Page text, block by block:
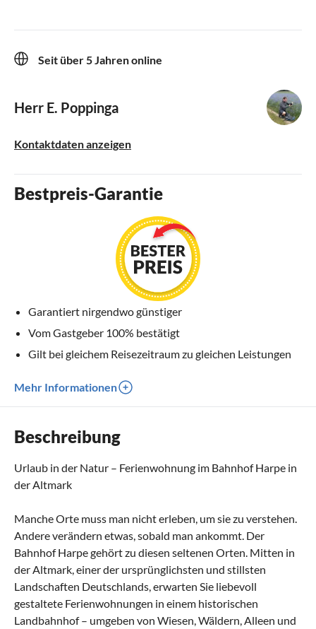
Seit über 5 Jahren online
Herr E. Poppinga
Kontaktdaten anzeigen
Bestpreis-Garantie
Garantiert nirgendwo günstiger
Vom Gastgeber 100% bestätigt
Gilt bei gleichem Reisezeitraum zu gleichen Leistungen
Mehr Informationen
Beschreibung
Urlaub in der Natur – Ferienwohnung im Bahnhof Harpe in
der Altmark
Manche Orte muss man nicht erleben, um sie zu verstehen.
Andere verändern etwas, sobald man ankommt. Der
Bahnhof Harpe gehört zu diesen seltenen Orten. Mitten in
der Altmark, einer der ursprünglichsten und stillsten
Landschaften Deutschlands, erwarten Sie liebevoll
gestaltete Ferienwohnungen in einem historischen
Landbahnhof – umgeben von Wiesen, Wäldern, Alleen und